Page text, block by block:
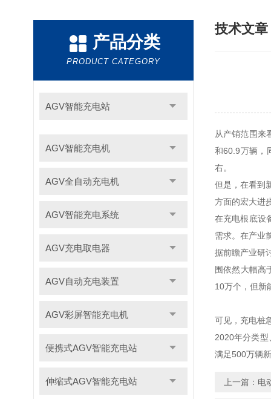
产品分类
PRODUCT CATEGORY
AGV智能充电站
AGV智能充电机
AGV全自动充电机
AGV智能充电系统
AGV充电取电器
AGV自动充电装置
AGV彩屏智能充电机
便携式AGV智能充电站
伸缩式AGV智能充电站
技术文章
从产销范围来
和60.9万辆，
右。
但是，在看到
方面的宏大进
在充电根底设
需求。在产业
据前瞻产业研
围依然大幅高
10万个，但新
可见，充电桩
2020年分类
满足500万辆
上一篇： 电